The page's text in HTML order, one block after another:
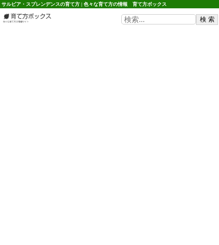
サルビア・スプレンデンスの育て方 | 色々な育て方の情報 育て方ボックス